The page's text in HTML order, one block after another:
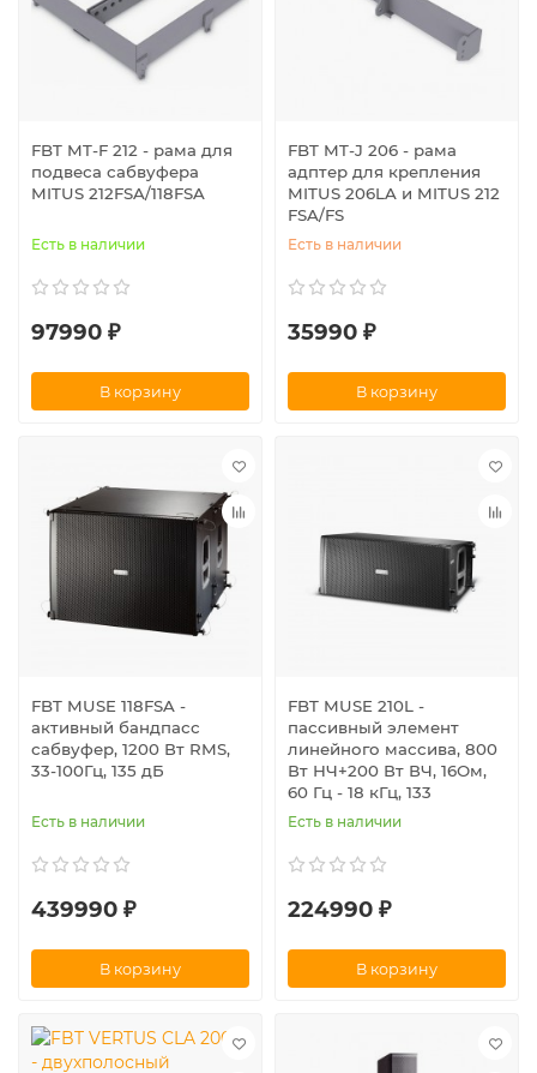
FBT MT-F 212 - рама для
подвеса сабвуфера
MITUS 212FSA/118FSA
Есть в наличии
97990 ₽
В корзину
FBT MT-J 206 - рама
адптер для крепления
MITUS 206LA и MITUS 212
FSA/FS
Есть в наличии
35990 ₽
В корзину
FBT MUSE 118FSA -
активный бандпасс
сабвуфер, 1200 Вт RMS,
33-100Гц, 135 дБ
Есть в наличии
439990 ₽
В корзину
FBT MUSE 210L -
пассивный элемент
линейного массива, 800
Вт НЧ+200 Вт ВЧ, 16Ом,
60 Гц - 18 кГц, 133
Есть в наличии
224990 ₽
В корзину